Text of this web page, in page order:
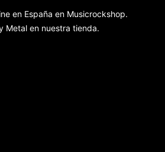
en España en Musicrockshop.
Metal en nuestra tienda.